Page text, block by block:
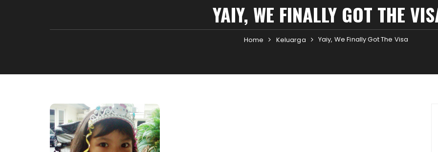
YAIY, WE FINALLY GOT THE
Home Keluarga Yaiy, We Finally Got The Visa